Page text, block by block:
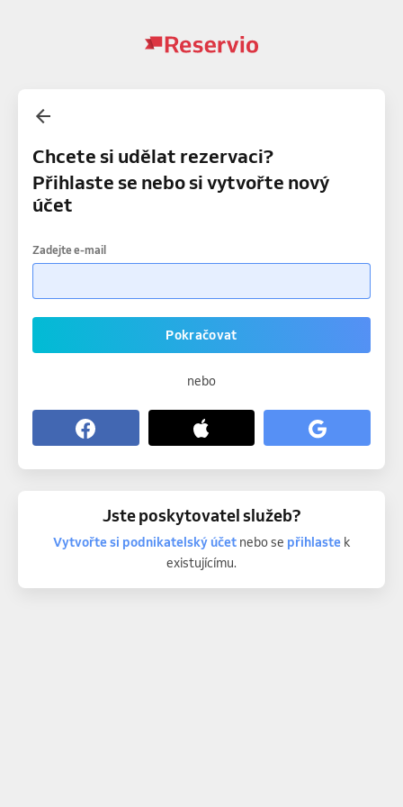
Chcete si udělat rezervaci?
Přihlaste se nebo si vytvořte nový
účet
Zadejte e-mail
Pokračovat
nebo
Jste poskytovatel služeb?
Vytvořte si podnikatelský účetnebo se přihlastek
existujícímu.